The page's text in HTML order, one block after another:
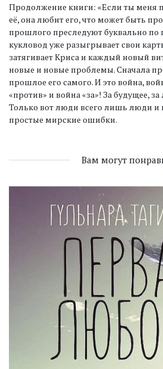
Продолжение книги: «Если ты
её, она любит его, что может быть
прошлого преследуют буквально по
кукловод уже разыгрывает свои
затягивает Криса и каждый новый
новые и новые проблемы. Сначала
прошлое его самого. И это война,
«против» и война «за»! За будущее,
Только вот люди всего лишь люди и
простые мирские ошибки.
Вам могут